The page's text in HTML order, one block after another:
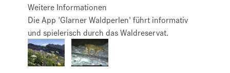
Weitere Informationen
Die App 'Glarner Waldperlen' führt informativ
und spielerisch durch das Waldreservat.